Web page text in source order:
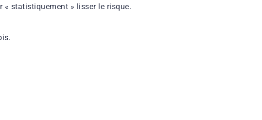
« statistiquement » lisser le risque.